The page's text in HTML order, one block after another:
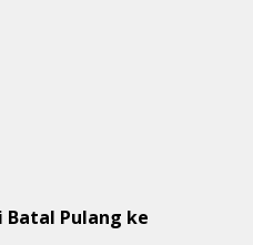
Batal Pulang ke